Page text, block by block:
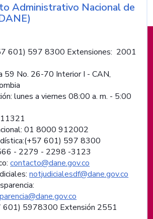
de pie de página
la entidad
Administrativo Nacional de
601) 597 8300 Extensiones: 2001
59 No. 26-70 Interior I - CAN,
lunes a viernes 08:00 a. m. - 5:00
01 8000 912002
601) 597 8300
- 2279 - 2298 -3123
contacto@dane.gov.co
notjudicialesdf@dane.gov.co
601) 5978300 Extensión 2551